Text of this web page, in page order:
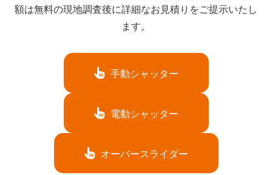
額は無料の現地調査後に詳細なお見積りをご提示いたし
ます。
手動シャッター
電動シャッター
オーバースライダー